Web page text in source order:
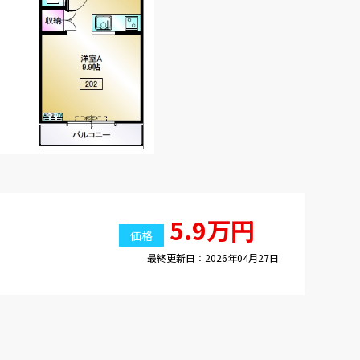
価格 5.9万円
最終更新日：2026年04月27日